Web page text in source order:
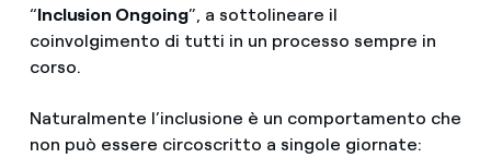
“Inclusion Ongoing”, a sottolineare il
coinvolgimento di tutti in un processo sempre in
corso.
Naturalmente l’inclusione è un comportamento che
non può essere circoscritto a singole giornate: